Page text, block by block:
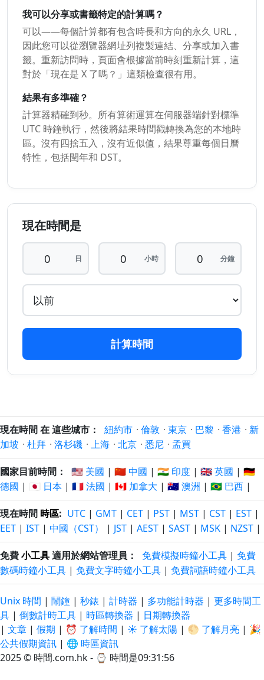
我可以分享或書籤特定的計算嗎？
可以——每個計算都有包含時長和方向的永久 URL，
因此您可以從瀏覽器網址列複製連結、分享或加入書
籤。重新訪問時，頁面會根據當前時刻重新計算，這
對於「現在是 X 了嗎？」這類檢查很有用。
結果有多準確？
計算器精確到秒。所有算術運算在伺服器端針對標準
UTC 時鐘執行，然後將結果時間戳轉換為您的本地時
區。沒有四捨五入，沒有近似值，結果尊重每個日曆
特性，包括閏年和 DST。
現在時間是
日 小時 分鐘
計算時間
現在時間 在 這些城市： 紐約市 · 倫敦 · 東京 · 巴黎 · 香港 · 新
加坡 · 杜拜 · 洛杉磯 · 上海 · 北京 · 悉尼 · 孟買
國家目前時間： 🇺🇸 美國 | 🇨🇳 中國 | 🇮🇳 印度 | 🇬🇧 英國 | 🇩🇪
德國 | 🇯🇵 日本 | 🇫🇷 法國 | 🇨🇦 加拿大 | 🇦🇺 澳洲 | 🇧🇷 巴西 |
現在時間 時區: UTC | GMT | CET | PST | MST | CST | EST |
EET | IST | 中國（CST） | JST | AEST | SAST | MSK | NZST |
免費小工具適用於網站管理員： 免費模擬時鐘小工具 | 免費
數碼時鐘小工具 | 免費文字時鐘小工具 | 免費詞語時鐘小工具
Unix 時間 | 鬧鐘 | 秒錶 | 計時器 | 多功能計時器 | 更多時間工
具 | 倒數計時工具 | 時區轉換器 | 日期轉換器
| 文章 | 假期 | ⏰ 了解時間 | ☀️ 了解太陽 | 🌕 了解月亮 | 🎉
公共假期資訊 | 🌐 時區資訊
2025 © 時間.com.hk - ⌚ 時間是09:31:57